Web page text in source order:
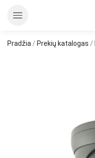
Pradžia / Prekių katalogas /